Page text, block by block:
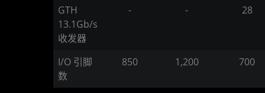
GTH
13.1Gb/s
收发器
- - 28
I/O 引脚
数
850 1,200 700